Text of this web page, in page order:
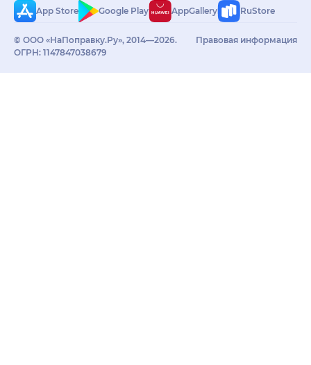
App Store
Google Play AppGallery RuStore
© ООО «НаПоправку.Ру», 2014—2026.
ОГРН: 1147847038679
Правовая информация